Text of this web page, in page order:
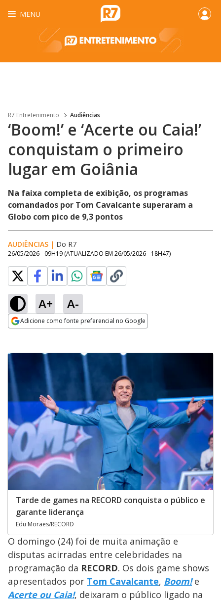
MENU
R7 Entretenimento Audiências
‘Boom!’ e ‘Acerte ou Caia!’
conquistam o primeiro
lugar em Goiânia
Na faixa completa de exibição, os programas
comandados por Tom Cavalcante superaram a
Globo com pico de 9,3 pontos
AUDIÊNCIAS | Do R7
26/05/2026 - 09H19 (ATUALIZADO EM 26/05/2026 - 18H47)
A+ A-
Adicione como fonte preferencial no Google
Tarde de games na RECORD conquista o público e
garante liderança
Edu Moraes/RECORD
O domingo (24) foi de muita animação e
disputas acirradas entre celebridades na
programação da RECORD. Os dois game shows
apresentados por Tom Cavalcante, Boom! e
Acerte ou Caia!, deixaram o público ligado na